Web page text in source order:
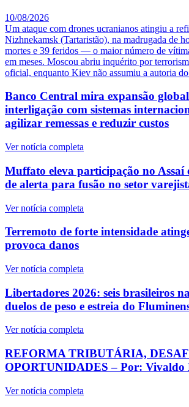
10/08/2026
Um ataque com drones ucranianos atingiu a
Nizhnekamsk (Tartaristão), na madrugada de
mortes e 39 feridos — o maior número de
em meses. Moscou abriu inquérito por
oficial, enquanto Kiev não assumiu a autoria
Banco Central mira expansão
interligação com sistemas
agilizar remessas e reduzir custos
Ver notícia completa
Muffato eleva participação no Assaí
de alerta para fusão no setor
Ver notícia completa
Terremoto de forte intensidade
provoca danos
Ver notícia completa
Libertadores 2026: seis brasileiros
duelos de peso e estreia do
Ver notícia completa
REFORMA TRIBUTÁRIA,
OPORTUNIDADES – Por: Vivaldo
Ver notícia completa